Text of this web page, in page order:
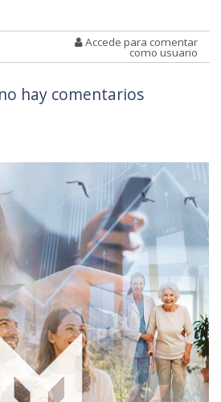
Accede para comentar
como usuario
hay comentarios